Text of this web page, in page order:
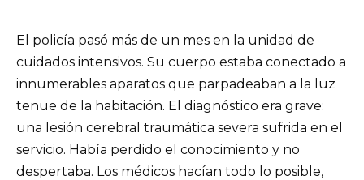
El policía pasó más de un mes en la unidad de
cuidados intensivos. Su cuerpo estaba conectado a
innumerables aparatos que parpadeaban a la luz
tenue de la habitación. El diagnóstico era grave:
una lesión cerebral traumática severa sufrida en el
servicio. Había perdido el conocimiento y no
despertaba. Los médicos hacían todo lo posible,